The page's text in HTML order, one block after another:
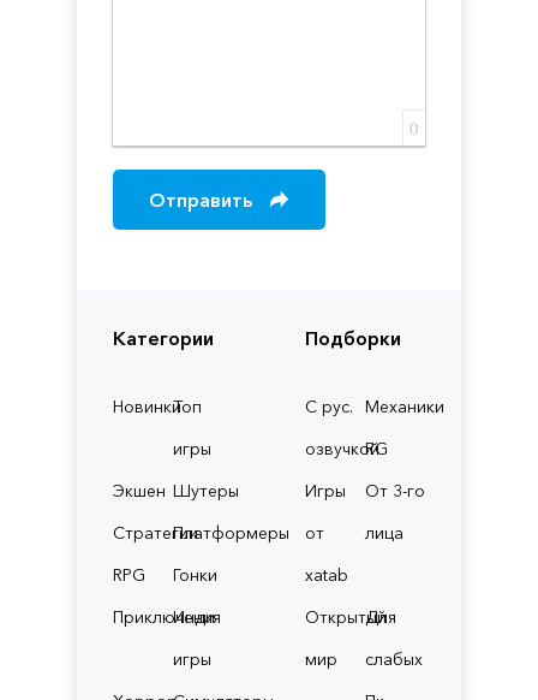
Категории
НовинкиТоп
игры
Экшен Шутеры
СтратегииПлатформеры
RPG
Гонки
Приключения
Инди
игры
Подборки
С рус.
озвучкой
Механики
RG
Игры
от
xatab
От 3-го
лица
Открытый
мир
Для
слабых
0
Отправить